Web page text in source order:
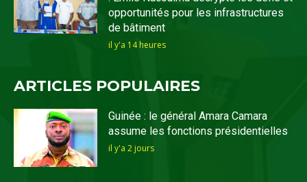
opportunités pour les infrastructures
de bâtiment
il y'a 14 heures
ARTICLES POPULAIRES
Guinée : le général Amara Camara
assume les fonctions présidentielles
il y'a 2 jours